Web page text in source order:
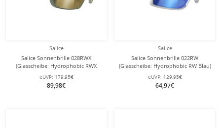
Salice
Salice Sonnenbrille 028RWX
(Glasscheibe: Hydrophobic RWX
Gold) grün/gold
eUVP: 179,95€
89,98€
Salice
Salice Sonnenbrille 022RW
(Glasscheibe: Hydrophobic RW Blau)
transparent/blau
eUVP: 129,95€
64,97€